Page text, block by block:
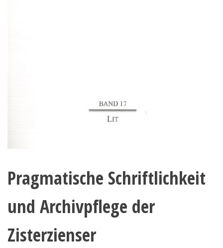
Pragmatische Schriftlichkeit
und Archivpflege der
Zisterzienser